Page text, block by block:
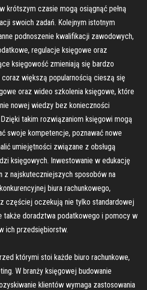
krótszym czasie mogą osiągnąć pełną
swoich zadań. Kolejnym istotnym
podnoszenie kwalifikacji zawodowych,
regulacje księgowe oraz
księgowość zmieniają się bardzo
większą popularnością cieszą się
oraz wideo szkolenia księgowe, które
nowej wiedzy bez konieczności
takim rozwiązaniom księgowi mogą
swoje kompetencje, poznawać nowe
umiejętności związane z obsługą
księgowych. Inwestowanie w edukację
z najskuteczniejszych sposobów na
biura rachunkowego,
częściej oczekują nie tylko standardowej
także doradztwa podatkowego i pomocy w
ich przedsiębiorstw.
którymi stoi każde biuro rachunkowe,
W branży księgowej budowanie
klientów wymaga zastosowania